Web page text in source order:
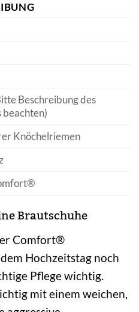
Beschreibung des
Knöchelriemen
Brautschuhe
Comfort®
Hochzeitstag noch
Pflege wichtig.
mit einem weichen,